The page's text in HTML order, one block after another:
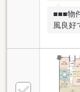
■■■物
風良好
ごせ
開放感
居室
納ま
揃っ